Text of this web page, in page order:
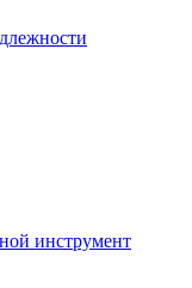
инструмент